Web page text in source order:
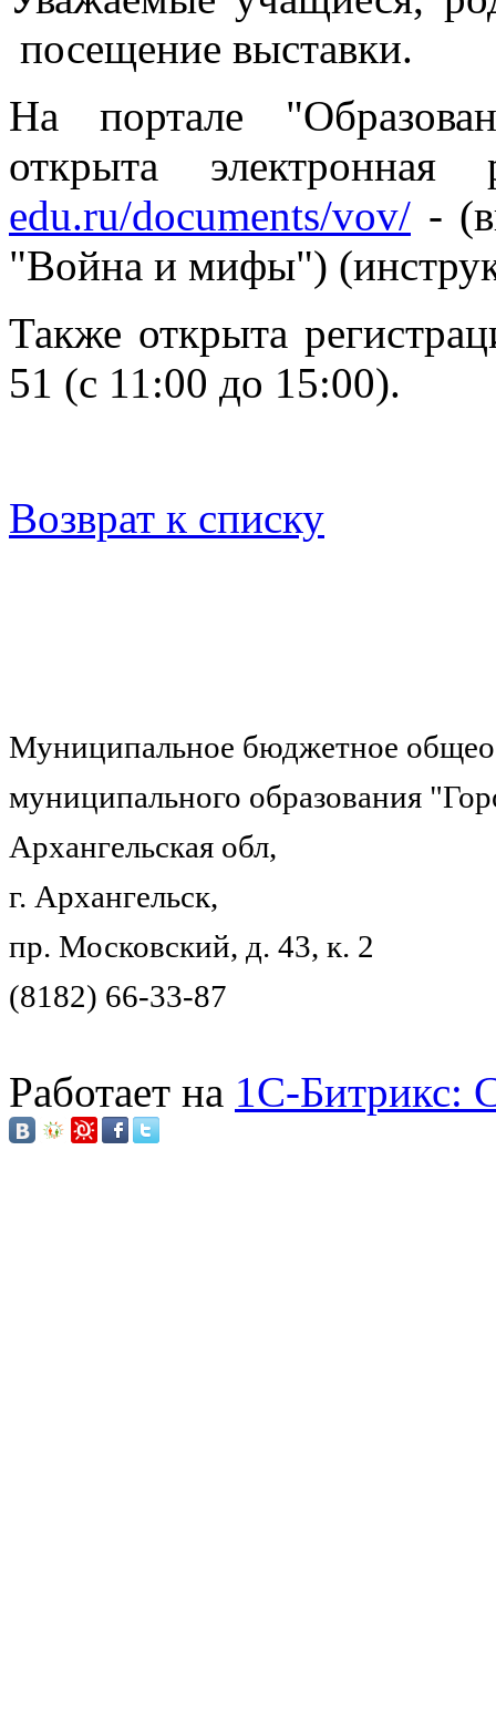
посещение выставки.
На портале
открыта электронная
edu.ru/documents/vov/ -
"Война и мифы")
Также открыта
51 (c 11:00 до 15:00).
Возврат к списку
Муниципальное бюджетное
муниципального образования
Архангельская обл,
г. Архангельск,
пр. Московский, д. 43, к. 2
(8182) 66-33-87
Работает на 1C-Битрикс: